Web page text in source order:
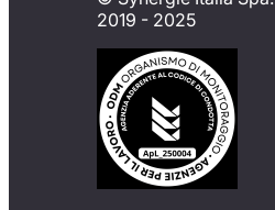
2019 - 2025